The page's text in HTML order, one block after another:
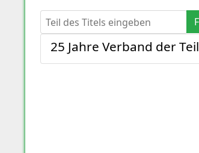
Teil des Titels eingeben
25 Jahre Verband der